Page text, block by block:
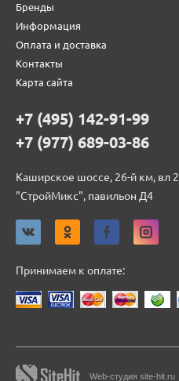
Бренды
Информация
Оплата и доставка
Контакты
Карта сайта
+7 (495) 142-91-99
+7 (977) 689-03-86
Каширское шоссе, 26-й км, вл
"СтройМикс", павильон Д4
Принимаем к оплате:
Web-студия site-hit.ru